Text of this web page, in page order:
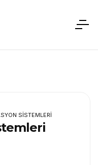
SISTEMLERI